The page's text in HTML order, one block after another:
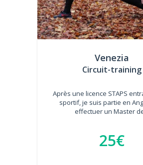
Venezia
Circuit-training
Après une licence STAPS
sportif, je suis partie en
effectuer un Master
25€